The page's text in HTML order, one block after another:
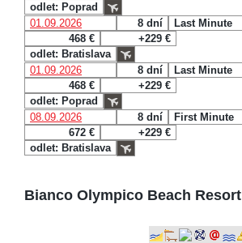
odlet: Poprad
01.09.2026
8 dní
Last Minute
468 €
+229 €
odlet: Bratislava
01.09.2026
8 dní
Last Minute
468 €
+229 €
odlet: Poprad
08.09.2026
8 dní
First Minute
672 €
+229 €
odlet: Bratislava
Bianco Olympico Beach Resort